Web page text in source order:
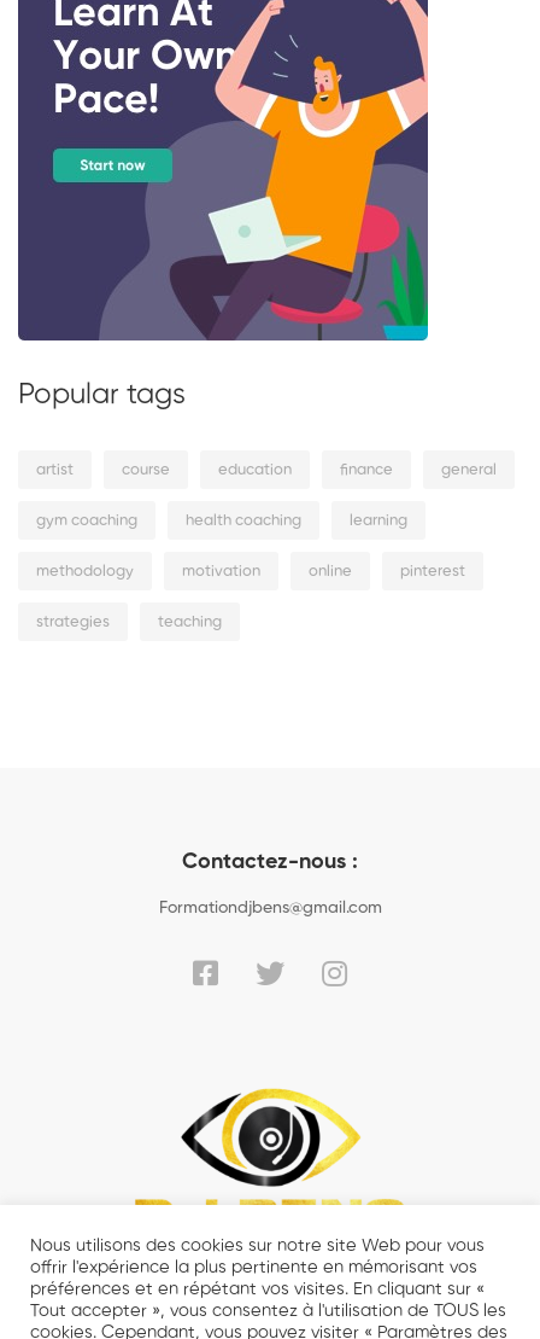
Popular tags
artist course education finance general
gym coaching health coaching learning
methodology motivation online pinterest
strategies teaching
Contactez-nous :
Formationdjbens@gmail.com
Nous utilisons des cookies sur notre site Web pour vous
offrir l'expérience la plus pertinente en mémorisant vos
préférences et en répétant vos visites. En cliquant sur «
Tout accepter », vous consentez à l'utilisation de TOUS les
cookies. Cependant, vous pouvez visiter « Paramètres des